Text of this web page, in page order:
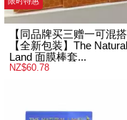
【同品牌买三赠一可混搭
【全新包装】The Natural
Land 面膜棒套...
NZ$60.78